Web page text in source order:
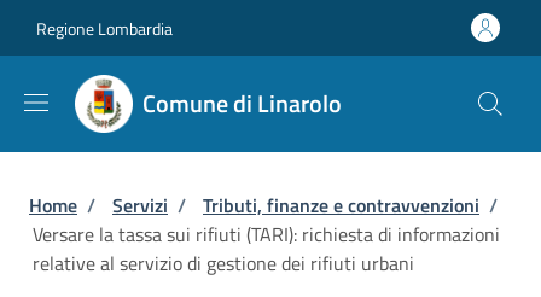
Regione Lombardia
Comune di Linarolo
Briciole di pane
Home / Servizi / Tributi, finanze e contravvenzioni /
Versare la tassa sui rifiuti (TARI): richiesta di informazioni
relative al servizio di gestione dei rifiuti urbani